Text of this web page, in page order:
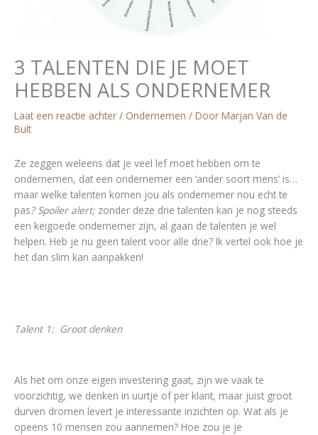
3 TALENTEN DIE JE MOET
HEBBEN ALS ONDERNEMER
Laat een reactie achter / Ondernemen / Door Marjan Van de
Bult
Ze zeggen weleens dat je veel lef moet hebben om te
ondernemen, dat een ondernemer een ‘ander soort mens’ is…
maar welke talenten komen jou als ondernemer nou echt te
pas? Spoiler alert; zonder deze drie talenten kan je nog steeds
een keigoede ondernemer zijn, al gaan de talenten je wel
helpen. Heb je nu geen talent voor alle drie? Ik vertel ook hoe je
het dan slim kan aanpakken!
Talent 1: Groot denken
Als het om onze eigen investering gaat, zijn we vaak te
voorzichtig, we denken in uurtje of per klant, maar juist groot
durven dromen levert je interessante inzichten op. Wat als je
opeens 10 mensen zou aannemen? Hoe zou je je